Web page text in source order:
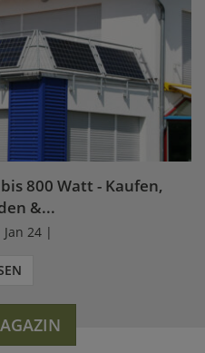
800 Watt - Kaufen,
&...
24 |